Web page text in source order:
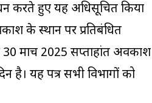
करते हुए यह अधिसूचित किया
के स्थान पर प्रतिबंधित
मार्च 2025 सप्ताहांत अवकाश
है। यह पत्र सभी विभागों को